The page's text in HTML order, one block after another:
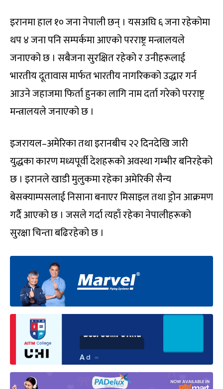
इरानमा हाल १० जना नेपाली छन् । यसअघि ६ जना रहेकोमा
थप ४ जना पनि सम्पर्कमा आएको परराष्ट्र मन्त्रालयले
जनाएको छ । सबैजना सुरक्षित रहेको र उनीहरूलाई
भारतीय दूतावास मार्फत भारतीय नागरिकको उद्धार गर्न
आउने जहाजमा फिर्ता हुनका लागि नाम दर्ता गरेको परराष्ट्र
मन्त्रालयले जनाएको छ ।
इजरायल–अमेरिका तथा इरानबीच २२ दिनदेखि जारी
युद्धका कारण मध्यपूर्वी देशहरूको अवस्था गम्भीर बनिरहेको
छ । इरानले खाडी मुलुकमा रहेका अमेरिकी सैन्य
बेसक्याम्पसलाई निसाना बनाएर मिसाइल तथा ड्रोन आक्रमण
गर्दै आएको छ । जसले गर्दा त्यहाँ रहेका नेपालीहरूको
सुरक्षा चिन्ता बढिरहेको छ ।